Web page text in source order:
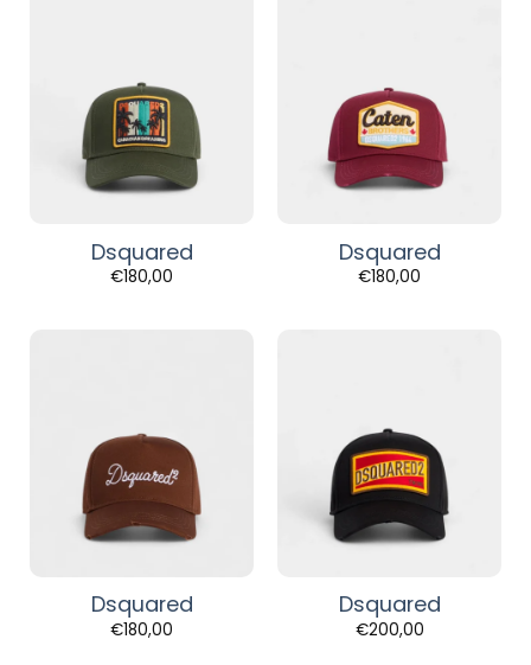
Dsquared
€180,00
Dsquared
€180,00
Dsquared
€180,00
Dsquared
€200,00